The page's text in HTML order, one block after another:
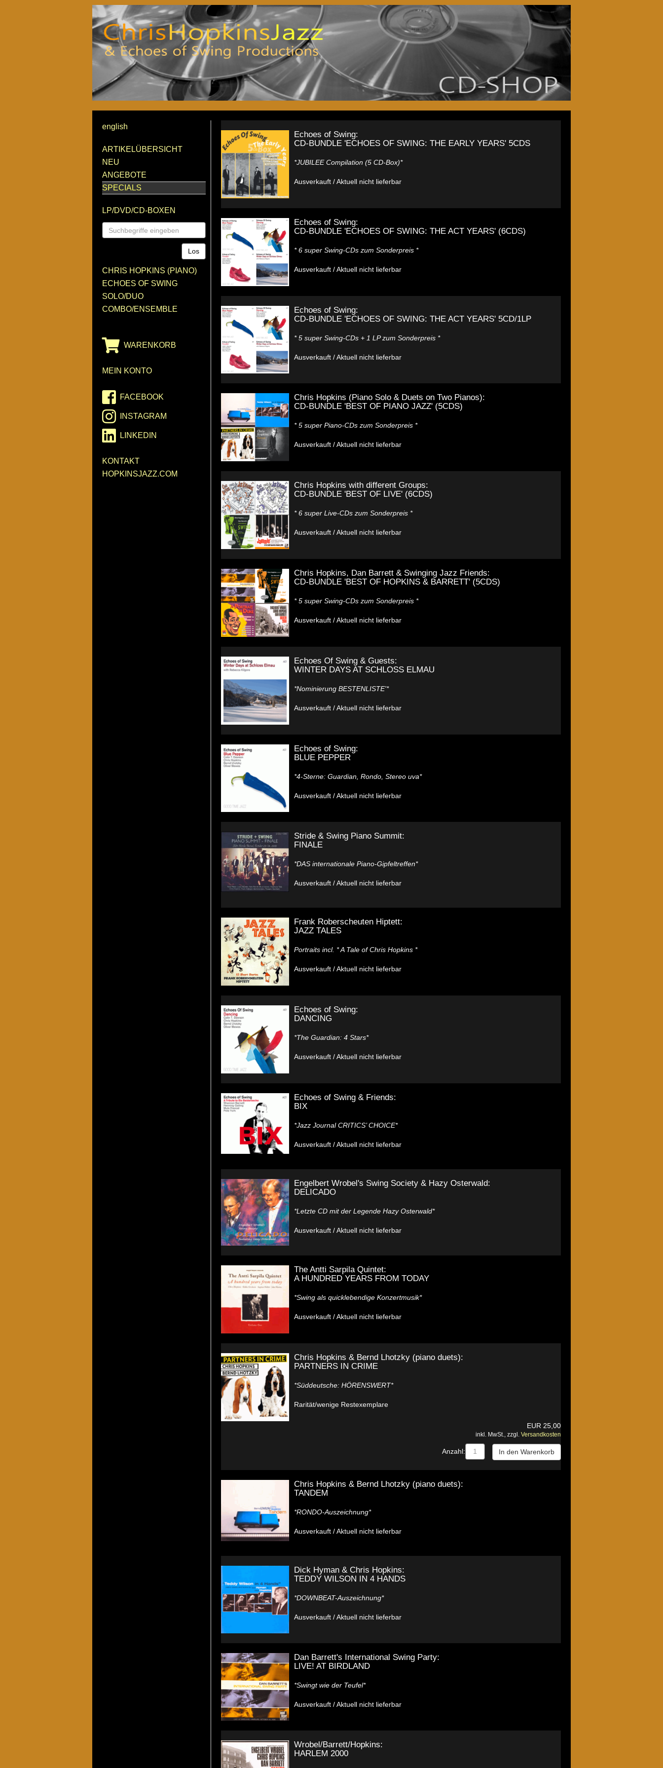
Echoes of Swing:
CD-BUNDLE 'ECHOES OF SWING: THE EARLY YEARS' 5CDS
*JUBILEE Compilation (5 CD-Box)*
Ausverkauft / Aktuell nicht lieferbar
Echoes of Swing:
CD-BUNDLE 'ECHOES OF SWING: THE ACT YEARS' (6CDS)
* 6 super Swing-CDs zum Sonderpreis *
Ausverkauft / Aktuell nicht lieferbar
Echoes of Swing:
CD-BUNDLE 'ECHOES OF SWING: THE ACT YEARS' 5CD/1LP
* 5 super Swing-CDs + 1 LP zum Sonderpreis *
Ausverkauft / Aktuell nicht lieferbar
Chris Hopkins (Piano Solo & Duets on Two Pianos):
CD-BUNDLE 'BEST OF PIANO JAZZ' (5CDS)
* 5 super Piano-CDs zum Sonderpreis *
Ausverkauft / Aktuell nicht lieferbar
Chris Hopkins with different Groups:
CD-BUNDLE 'BEST OF LIVE' (6CDS)
* 6 super Live-CDs zum Sonderpreis *
Ausverkauft / Aktuell nicht lieferbar
Chris Hopkins, Dan Barrett & Swinging Jazz Friends:
CD-BUNDLE 'BEST OF HOPKINS & BARRETT' (5CDS)
* 5 super Swing-CDs zum Sonderpreis *
Ausverkauft / Aktuell nicht lieferbar
Echoes Of Swing & Guests:
WINTER DAYS AT SCHLOSS ELMAU
*Nominierung BESTENLISTE'*
Ausverkauft / Aktuell nicht lieferbar
Echoes of Swing:
BLUE PEPPER
*4-Sterne: Guardian, Rondo, Stereo uva*
Ausverkauft / Aktuell nicht lieferbar
Stride & Swing Piano Summit:
FINALE
*DAS internationale Piano-Gipfeltreffen*
Ausverkauft / Aktuell nicht lieferbar
Frank Roberscheuten Hiptett:
JAZZ TALES
Portraits incl. * A Tale of Chris Hopkins *
Ausverkauft / Aktuell nicht lieferbar
Echoes of Swing:
DANCING
*The Guardian: 4 Stars*
Ausverkauft / Aktuell nicht lieferbar
Echoes of Swing & Friends:
BIX
*Jazz Journal CRITICS’ CHOICE*
Ausverkauft / Aktuell nicht lieferbar
Engelbert Wrobel's Swing Society & Hazy Osterwald:
DELICADO
*Letzte CD mit der Legende Hazy Osterwald*
Ausverkauft / Aktuell nicht lieferbar
The Antti Sarpila Quintet:
A HUNDRED YEARS FROM TODAY
*Swing als quicklebendige Konzertmusik*
Ausverkauft / Aktuell nicht lieferbar
Chris Hopkins & Bernd Lhotzky (piano duets):
PARTNERS IN CRIME
*Süddeutsche: HÖRENSWERT*
Rarität/wenige Restexemplare
EUR 25,00
inkl. MwSt., zzgl. Versandkosten
Anzahl:
Chris Hopkins & Bernd Lhotzky (piano duets):
TANDEM
*RONDO-Auszeichnung*
Ausverkauft / Aktuell nicht lieferbar
Dick Hyman & Chris Hopkins:
TEDDY WILSON IN 4 HANDS
*DOWNBEAT-Auszeichnung*
Ausverkauft / Aktuell nicht lieferbar
Dan Barrett's International Swing Party:
LIVE! AT BIRDLAND
*Swingt wie der Teufel*
Ausverkauft / Aktuell nicht lieferbar
Wrobel/Barrett/Hopkins:
HARLEM 2000
english
ARTIKELÜBERSICHT
NEU
ANGEBOTE
SPECIALS
LP/DVD/CD-BOXEN
CHRIS HOPKINS (PIANO)
ECHOES OF SWING
SOLO/DUO
COMBO/ENSEMBLE
WARENKORB
MEIN KONTO
FACEBOOK
INSTAGRAM
LINKEDIN
KONTAKT
HOPKINSJAZZ.COM